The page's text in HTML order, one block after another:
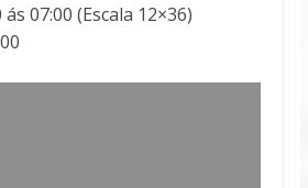
07:00 (Escala 12×36)